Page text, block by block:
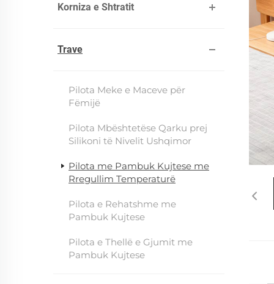
Korniza e Shtratit
Trave
Pilota Meke e Maceve për
Fëmijë
Pilota Mbështetëse Qarku prej
Silikoni të Nivelit Ushqimor
Pilota me Pambuk Kujtese me
Rregullim Temperaturë
Pilota e Rehatshme me
Pambuk Kujtese
Pilota e Thellë e Gjumit me
Pambuk Kujtese